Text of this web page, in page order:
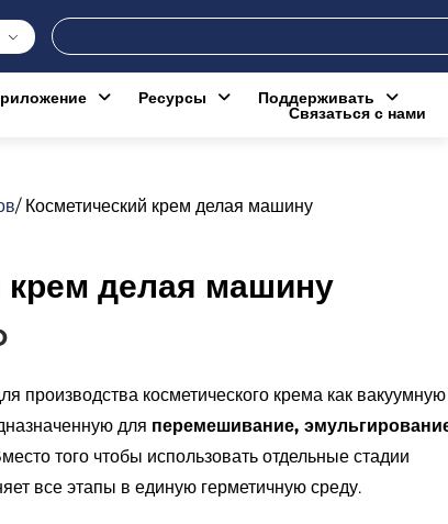
Поиск
Ресурсы Поддерживать
Связаться с нами
/ Косметический крем делая машину
крем делая машину
производства косметического крема как вакуумную
для перемешивание,
того чтобы использовать отдельные стадии
все этапы в единую герметичную среду.